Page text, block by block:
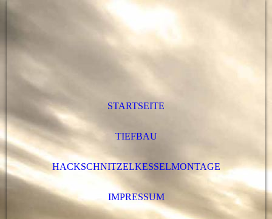
STARTSEITE
TIEFBAU
HACKSCHNITZELKESSELMONTAGE
IMPRESSUM